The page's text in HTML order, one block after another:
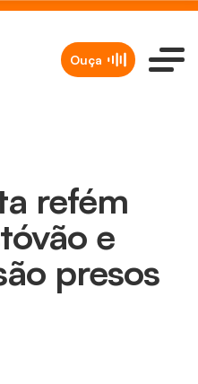
Ouça
refém
e
presos